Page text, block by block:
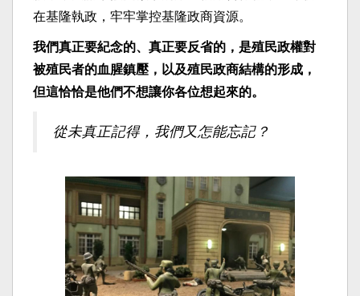
在基隆執政，牢牢掌控基隆政商資源。
我們真正要紀念的、真正要反省的，是殖民政權對
被殖民者的血腥鎮壓，以及殖民政商結構的形成，
但這恰恰是他們不想讓你各位想起來的。
從未真正記得，我們又怎能忘記？